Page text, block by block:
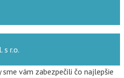
s r.o.
sme vám zabezpečili čo najlepšie